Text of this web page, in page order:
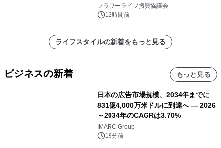
フラワーライフ振興協議会
12時間前
ライフスタイルの新着をもっと見る
ビジネスの新着 もっと見る
日本の広告市場規模、2034年までに
831億4,000万米ドルに到達へ ― 2026
～2034年のCAGRは3.70%
IMARC Group
19分前